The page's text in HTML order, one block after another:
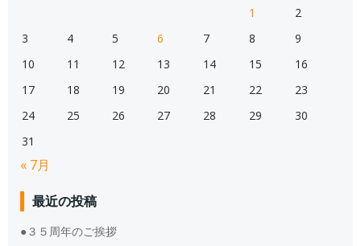
1
2
3
4 5 6 7 8
9
10
11 12 13 14 15
16
17
18 19 20 21 22
23
24
25 26 27 28 29
30
31
« 7月
最近の投稿
●３５周年のご挨拶